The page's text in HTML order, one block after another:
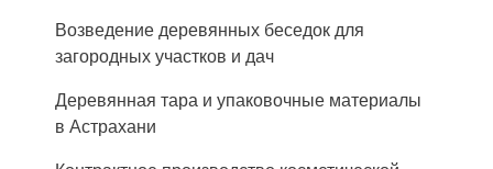
Возведение деревянных беседок для
загородных участков и дач
Деревянная тара и упаковочные материалы
в Астрахани